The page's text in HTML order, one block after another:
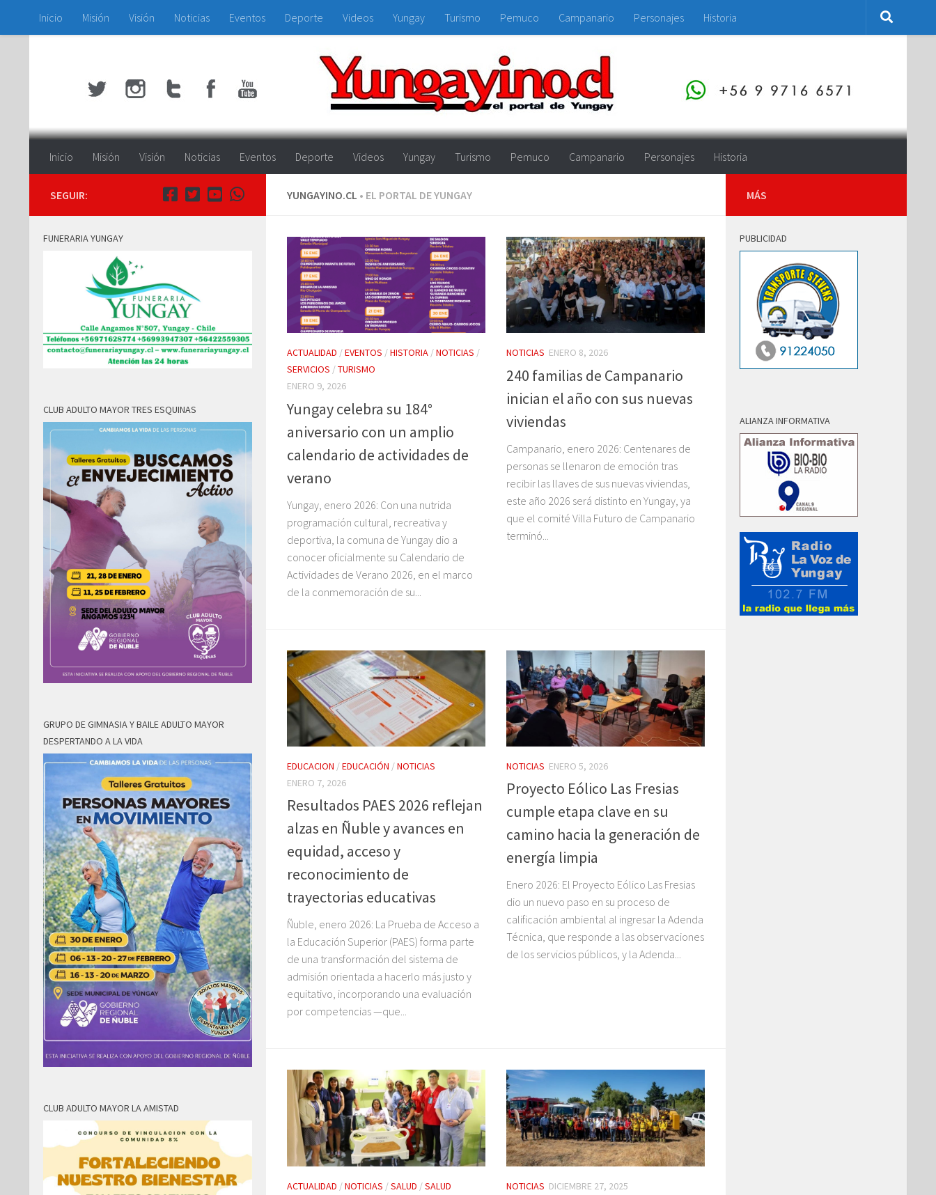
Saltar al contenido
Inicio Misión Visión Noticias Eventos Deporte Videos Yungay Turismo Pemuco Campanario Personajes Historia
Inicio Misión Visión Noticias Eventos Deporte Videos Yungay Turismo Pemuco Campanario Personajes Historia
YUNGAYINO.CL • EL PORTAL DE YUNGAY
ACTUALIDAD /EVENTOS /HISTORIA /NOTICIAS /
SERVICIOS /TURISMO
ENERO 9, 2026
Yungay celebra su 184°
aniversario con un amplio
calendario de actividades de
verano
Yungay, enero 2026: Con una nutrida
programación cultural, recreativa y
deportiva, la comuna de Yungay dio a
conocer oficialmente su Calendario de
Actividades de Verano 2026, en el marco
de la conmemoración de su...
NOTICIAS ENERO 8, 2026
240 familias de Campanario
inician el año con sus nuevas
viviendas
Campanario, enero 2026: Centenares de
personas se llenaron de emoción tras
recibir las llaves de sus nuevas viviendas,
este año 2026 será distinto en Yungay, ya
que el comité Villa Futuro de Campanario
terminó...
EDUCACION /EDUCACIÓN /NOTICIAS
ENERO 7, 2026
Resultados PAES 2026 reflejan
alzas en Ñuble y avances en
equidad, acceso y
reconocimiento de
trayectorias educativas
Ñuble, enero 2026: La Prueba de Acceso a
la Educación Superior (PAES) forma parte
de una transformación del sistema de
admisión orientada a hacerlo más justo y
equitativo, incorporando una evaluación
por competencias —que...
NOTICIAS ENERO 5, 2026
Proyecto Eólico Las Fresias
cumple etapa clave en su
camino hacia la generación de
energía limpia
Enero 2026: El Proyecto Eólico Las Fresias
dio un nuevo paso en su proceso de
calificación ambiental al ingresar la Adenda
Técnica, que responde a las observaciones
de los servicios públicos, y la Adenda...
ACTUALIDAD /NOTICIAS /SALUD /SALUD
NOTICIAS DICIEMBRE 27, 2025
SEGUIR:
FUNERARIA YUNGAY
CLUB ADULTO MAYOR TRES ESQUINAS
GRUPO DE GIMNASIA Y BAILE ADULTO MAYOR
DESPERTANDO A LA VIDA
CLUB ADULTO MAYOR LA AMISTAD
MÁS
PUBLICIDAD
ALIANZA INFORMATIVA